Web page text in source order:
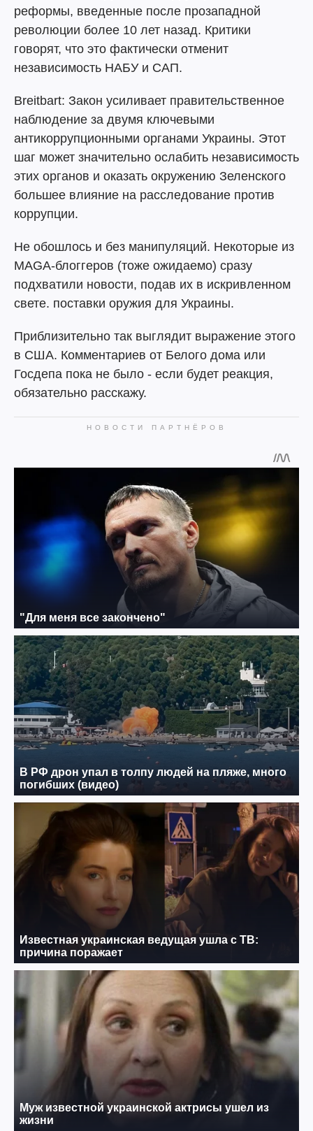
реформы, введенные после прозападной
революции более 10 лет назад. Критики
говорят, что это фактически отменит
независимость НАБУ и САП.
Breitbart: Закон усиливает правительственное
наблюдение за двумя ключевыми
антикоррупционными органами Украины. Этот
шаг может значительно ослабить независимость
этих органов и оказать окружению Зеленского
большее влияние на расследование против
коррупции.
Не обошлось и без манипуляций. Некоторые из
MAGA-блоггеров (тоже ожидаемо) сразу
подхватили новости, подав их в искривленном
свете. поставки оружия для Украины.
Приблизительно так выглядит выражение этого
в США. Комментариев от Белого дома или
Госдепа пока не было - если будет реакция,
обязательно расскажу.